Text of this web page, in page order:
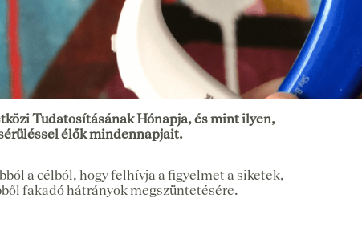
Tudatosításának Hónapja, és mint ilyen,
élők mindennapjait.
a célból, hogy felhívja a figyelmet a siketek,
fakadó hátrányok megszüntetésére.